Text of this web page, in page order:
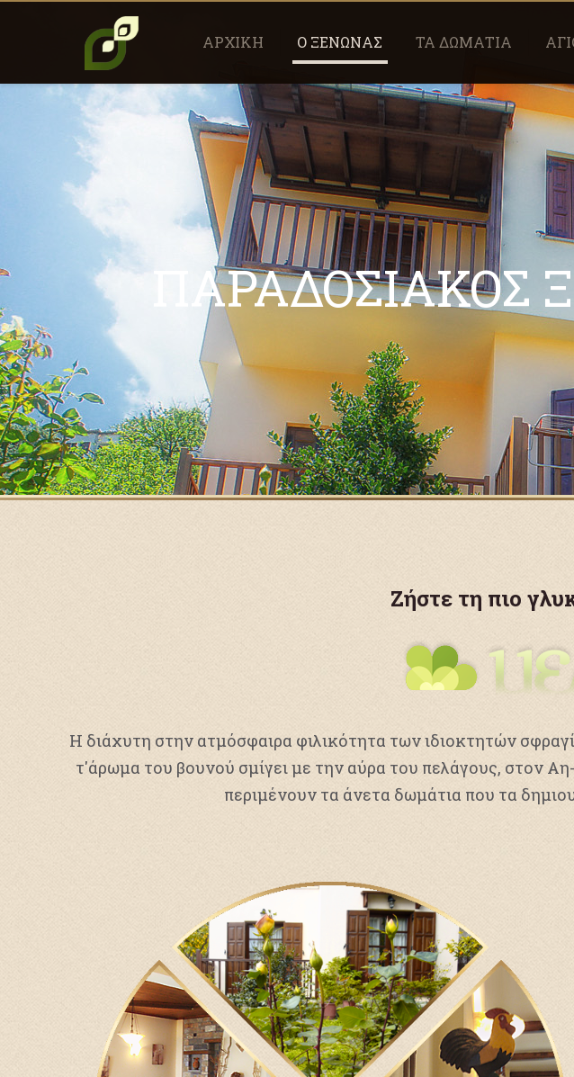
ΑΡΧΙΚΗ Ο ΞΕΝΩΝΑΣ ΤΑ ΔΩΜΑΤΙΑ
ΠΑΡΑΔΟΣΙΑΚΟΣ
Ζήστε τη πιο
Η διάχυτη στην ατμόσφαιρα φιλικότητα των ιδιοκτητών
τ'άρωμα του βουνού σμίγει με την αύρα του πελάγους, στον
περιμένουν τα άνετα δωμάτια που τα